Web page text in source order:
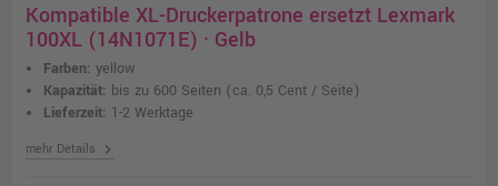
Kompatible XL-Druckerpatrone ersetzt Lexmark
100XL (14N1071E) · Gelb
Farben: yellow
Kapazität: bis zu 600 Seiten (ca. 0,5 Cent / Seite)
Lieferzeit: 1-2 Werktage
mehr Details chevron_right